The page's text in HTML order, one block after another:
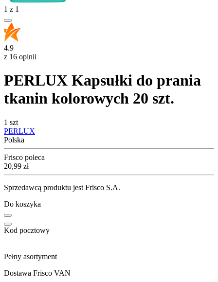
1 z 1
4.9
z 16 opinii
PERLUX Kapsułki do prania
tkanin kolorowych 20 szt.
1 szt
PERLUX
Polska
Frisco poleca
Cena
20,99 zł
Sprzedawcą produktu jest Frisco S.A.
Do koszyka
Kod pocztowy
Pełny asortyment
Dostawa Frisco VAN